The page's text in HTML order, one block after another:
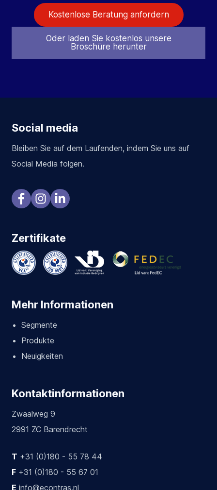
Kostenlose Beratung anfordern
Oder laden Sie kostenlos unsere
Broschüre herunter
Social media
Bleiben Sie auf dem Laufenden, indem Sie uns auf
Social Media folgen.
Zertifikate
Mehr Informationen
Segmente
Produkte
Neuigkeiten
Kontaktinformationen
Zwaalweg 9
2991 ZC Barendrecht
T +31 (0)180 - 55 78 44
F +31 (0)180 - 55 67 01
E info@econtras.nl